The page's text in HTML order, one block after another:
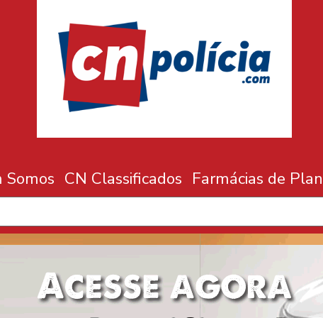
Somos CN Classificados Farmácias de